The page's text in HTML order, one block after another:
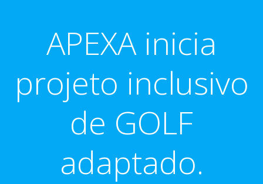
APEXA inicia
projeto inclusivo
de GOLF
adaptado.